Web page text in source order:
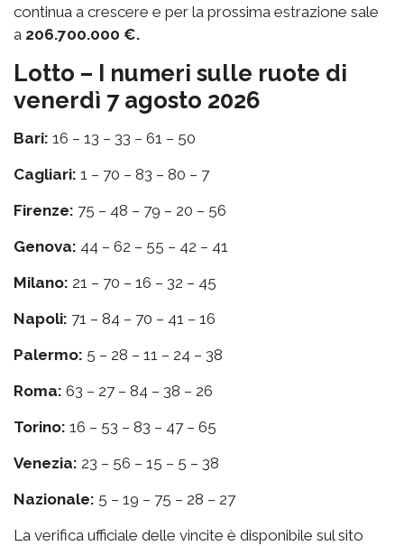
continua a crescere e per la prossima estrazione sale
a 206.700.000 €.
Lotto – I numeri sulle ruote di
venerdì 7 agosto 2026
Bari: 16 – 13 – 33 – 61 – 50
Cagliari: 1 – 70 – 83 – 80 – 7
Firenze: 75 – 48 – 79 – 20 – 56
Genova: 44 – 62 – 55 – 42 – 41
Milano: 21 – 70 – 16 – 32 – 45
Napoli: 71 – 84 – 70 – 41 – 16
Palermo: 5 – 28 – 11 – 24 – 38
Roma: 63 – 27 – 84 – 38 – 26
Torino: 16 – 53 – 83 – 47 – 65
Venezia: 23 – 56 – 15 – 5 – 38
Nazionale: 5 – 19 – 75 – 28 – 27
La verifica ufficiale delle vincite è disponibile sul sito